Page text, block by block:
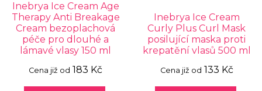
Inebrya Ice Cream Age
Therapy Anti Breakage
Cream bezoplachová
péče pro dlouhé a
lámavé vlasy 150 ml
Cena již od 183 Kč
Inebrya Ice Cream
Curly Plus Curl Mask
posilující maska proti
krepatění vlasů 500 ml
Cena již od 133 Kč